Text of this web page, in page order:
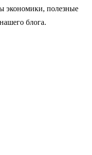
экономики, полезные
блога.